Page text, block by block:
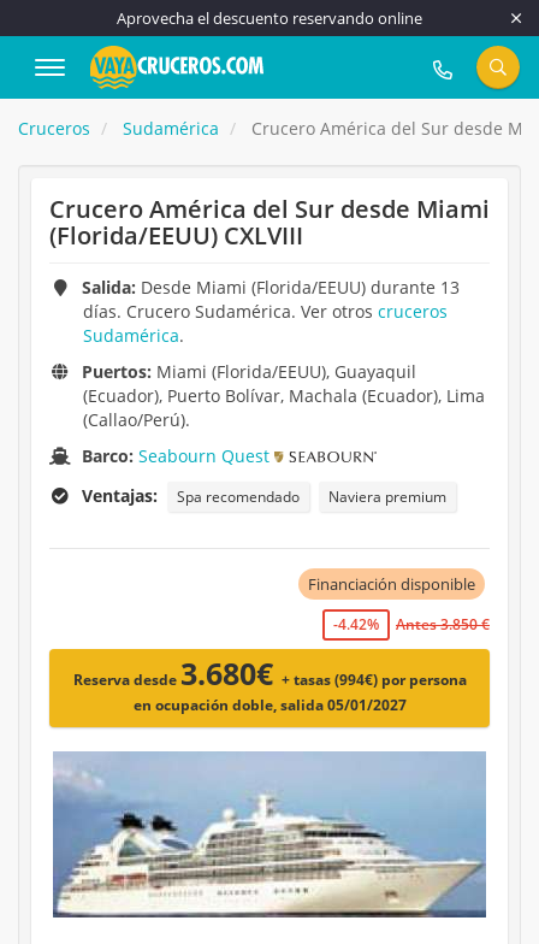
Aprovecha el descuento reservando online
917 815 555
Cruceros Sudamérica Crucero América del Sur desde
Crucero América del Sur desde Miami
(Florida/EEUU) CXLVIII
Salida: Desde Miami (Florida/EEUU) durante 13
días. Crucero Sudamérica. Ver otros cruceros
Sudamérica.
Puertos: Miami (Florida/EEUU), Guayaquil
(Ecuador), Puerto Bolívar, Machala (Ecuador), Lima
(Callao/Perú).
Barco:Seabourn Quest
Ventajas:
Spa recomendado Naviera premium
Financiación disponible
-4.42% Antes 3.850 €
Reserva desde 3.680€ + tasas (994€) por persona
en ocupación doble, salida 05/01/2027